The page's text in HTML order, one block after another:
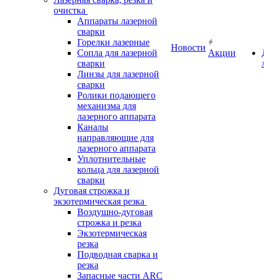
очистка
Аппараты лазерной
сварки
Горелки лазерные
Сопла для лазерной
сварки
Линзы для лазерной
сварки
Ролики подающего
механизма для
лазерного аппарата
Каналы
направляющие для
лазерного аппарата
Уплотнительные
кольца для лазерной
сварки
Дуговая строжка и
экзотермическая резка
Воздушно-дуговая
строжка и резка
Экзотермическая
резка
Подводная сварка и
резка
Запасные части ARC
Новости
Акции